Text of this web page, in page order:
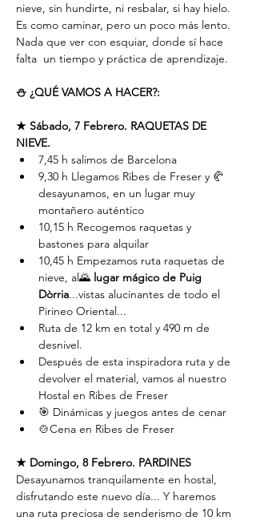
nieve, sin hundirte, ni resbalar, si hay hielo.
Es como caminar, pero un poco más lento.
Nada que ver con esquiar, donde sí hace
falta  un tiempo y práctica de aprendizaje.
⛄️ ¿QUÉ VAMOS A HACER?:
★ Sábado, 7 Febrero. RAQUETAS DE
NIEVE.
7,45 h salimos de Barcelona
9,30 h Llegamos Ribes de Freser y 🥐
desayunamos, en un lugar muy
montañero auténtico
10,15 h Recogemos raquetas y
bastones para alquilar
10,45 h Empezamos ruta raquetas de
nieve, al🌄 lugar mágico de Puig
Dòrria...vistas alucinantes de todo el
Pirineo Oriental...
Ruta de 12 km en total y 490 m de
desnivel.
Después de esta inspiradora ruta y de
devolver el material, vamos al nuestro
Hostal en Ribes de Freser
🎯 Dinámicas y juegos antes de cenar
🍲Cena en Ribes de Freser
★ Domingo, 8 Febrero. PARDINES
Desayunamos tranquilamente en hostal,
disfrutando este nuevo día... Y haremos
una ruta preciosa de senderismo de 10 km